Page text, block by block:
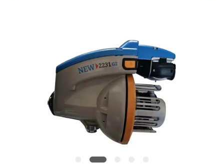
DEMANDEZ
UN DEVIS